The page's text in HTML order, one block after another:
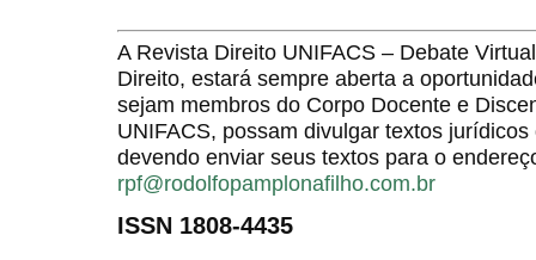
A Revista Direito UNIFACS – Debate
Direito, estará sempre aberta a
sejam membros do Corpo Docente e
UNIFACS, possam divulgar textos
devendo enviar seus textos para o
rpf@rodolfopamplonafilho.com.br
ISSN 1808-4435